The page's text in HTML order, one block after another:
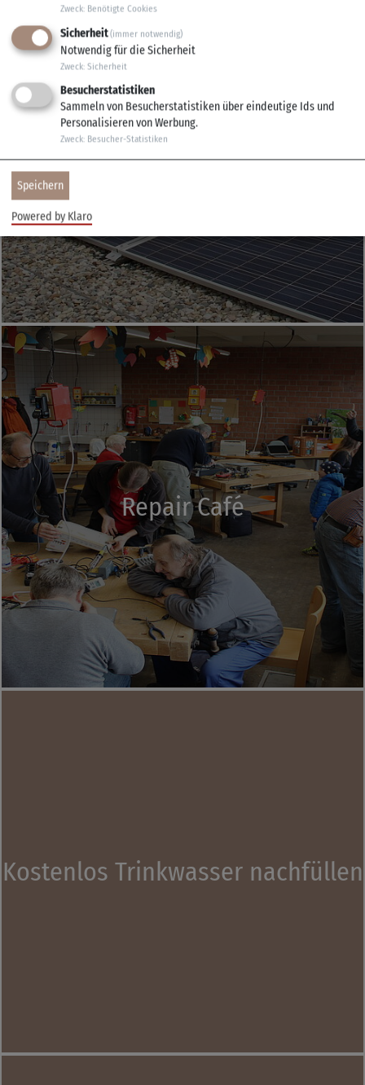
Gemeindliche
Photovoltaikanlagen
Repair Café
Kostenlos Trinkwasser nachfüllen
Zweck: Benötigte Cookies
Sicherheit(immer notwendig)
Notwendig für die Sicherheit
Zweck: Sicherheit
Besucherstatistiken
Sammeln von Besucherstatistiken über eindeutige Ids und
Personalisieren von Werbung.
Zweck: Besucher-Statistiken
Speichern
Powered by Klaro